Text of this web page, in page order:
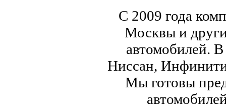
С 2009 года
Москвы и
автомобилей.
Ниссан,
Мы готовы